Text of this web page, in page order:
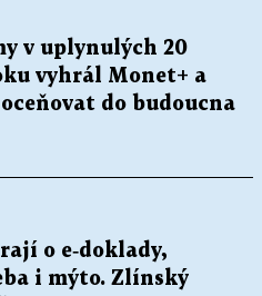
v uplynulých 20
vyhrál Monet+ a
do budoucna
o e‑doklady,
i mýto. Zlínský